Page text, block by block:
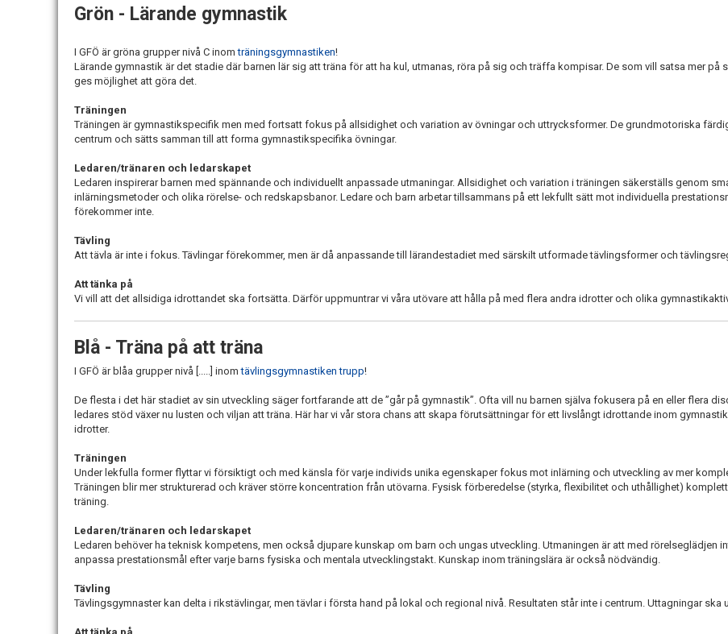
Grön - Lärande gymnastik
I GFÖ är gröna grupper nivå C inomträningsgymnastiken!
Lärande gymnastik är det stadie där barnen lär sig att träna för att ha kul, utmanas, röra på sig och träffa kompisar. De som vill satsa mer på
ges möjlighet att göra det.
Träningen
Träningen är gymnastikspecifik men med fortsatt fokus på allsidighet och variation av övningar och uttrycksformer. De grundmotoriska
centrum och sätts samman till att forma gymnastikspecifika övningar.
Ledaren/tränaren och ledarskapet
Ledaren inspirerar barnen med spännande och individuellt anpassade utmaningar. Allsidighet och variation i träningen säkerställs genom
inlärningsmetoder och olika rörelse- och redskapsbanor. Ledare och barn arbetar tillsammans på ett lekfullt sätt mot individuella
förekommer inte.
Tävling
Att tävla är inte i fokus. Tävlingar förekommer, men är då anpassande till lärandestadiet med särskilt utformade tävlingsformer och
Att tänka på
Vi vill att det allsidiga idrottandet ska fortsätta. Därför uppmuntrar vi våra utövare att hålla på med flera andra idrotter och olika
Blå - Träna på att träna
I GFÖ är blåa grupper nivå [.....] inomtävlingsgymnastiken trupp!
De flesta i det här stadiet av sin utveckling säger fortfarande att de ”går på gymnastik”. Ofta vill nu barnen själva fokusera på en eller flera
ledares stöd växer nu lusten och viljan att träna. Här har vi vår stora chans att skapa förutsättningar för ett livslångt idrottande inom
idrotter.
Träningen
Under lekfulla former flyttar vi försiktigt och med känsla för varje individs unika egenskaper fokus mot inlärning och utveckling av mer
Träningen blir mer strukturerad och kräver större koncentration från utövarna. Fysisk förberedelse (styrka, flexibilitet och uthållighet)
träning.
Ledaren/tränaren och ledarskapet
Ledaren behöver ha teknisk kompetens, men också djupare kunskap om barn och ungas utveckling. Utmaningen är att med rörelseglädjen
anpassa prestationsmål efter varje barns fysiska och mentala utvecklingstakt. Kunskap inom träningslära är också nödvändig.
Tävling
Tävlingsgymnaster kan delta i rikstävlingar, men tävlar i första hand på lokal och regional nivå. Resultaten står inte i centrum. Uttagningar ska